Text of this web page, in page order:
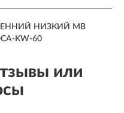
НИЗКИЙ MB
KW-60
или